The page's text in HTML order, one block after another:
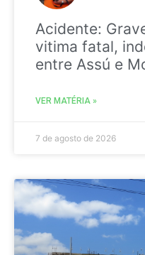
Acidente:
vitima fatal,
entre Assú e
VER MATÉRIA »
7 de agosto de 2026